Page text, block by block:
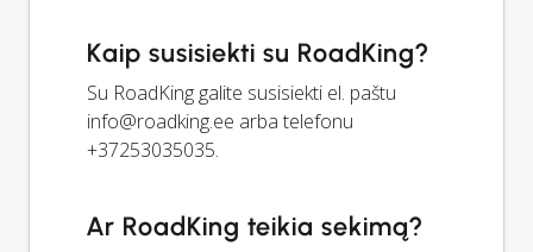
Kaip susisiekti su RoadKing?
Su RoadKing galite susisiekti el. paštu
info@roadking.ee arba telefonu
+37253035035.
Ar RoadKing teikia sekimą?